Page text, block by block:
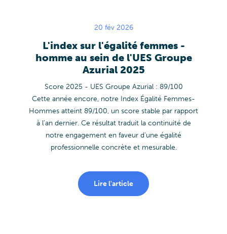
20 fév 2026
L'index sur l'égalité femmes -
homme au sein de l'UES Groupe
Azurial 2025
Score 2025 - UES Groupe Azurial : 89/100
Cette année encore, notre Index Égalité Femmes-
Hommes atteint 89/100, un score stable par rapport
à l’an dernier. Ce résultat traduit la continuité de
notre engagement en faveur d’une égalité
professionnelle concrète et mesurable.
Lire l'article